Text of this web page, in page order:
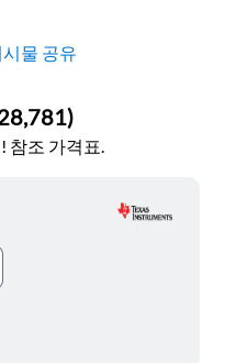
시물 공유
)
참조 가격표.